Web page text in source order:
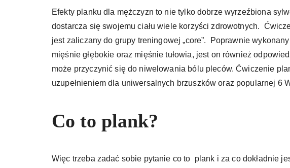
Efekty planku dla mężczyzn to nie tylko dobrze wyrzeźbiona
dostarcza się swojemu ciału wiele korzyści zdrowotnych.
jest zaliczany do grupy treningowej „core”. Poprawnie
mięśnie głębokie oraz mięśnie tułowia, jest on również
może przyczynić się do niwelowania bólu pleców. Ćwiczenie
uzupełnieniem dla uniwersalnych brzuszków oraz popularnej 6
Co to plank?
Więc trzeba zadać sobie pytanie co to plank i za co dokładnie